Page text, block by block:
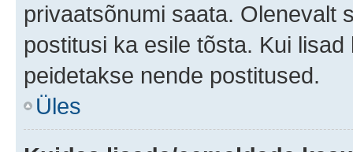
privaatsõnumi saata. Olenevalt
postitusi ka esile tõsta. Kui
peidetakse nende postitused.
Üles